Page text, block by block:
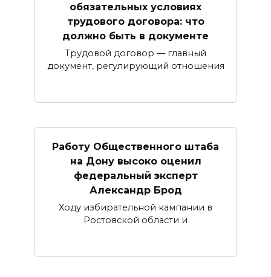
обязательных условиях
трудового договора: что
должно быть в документе
Трудовой договор — главный
документ, регулирующий отношения
Работу Общественного штаба
на Дону высоко оценил
федеральный эксперт
Александр Брод
Ходу избирательной кампании в
Ростовской области и